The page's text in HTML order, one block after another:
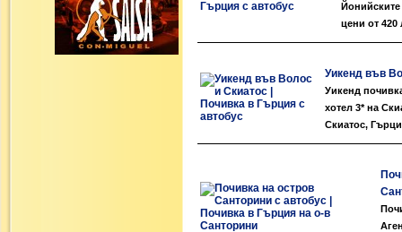
цени от 420
Уикенд във
Уикенд
хотел 3* на
Скиатос,